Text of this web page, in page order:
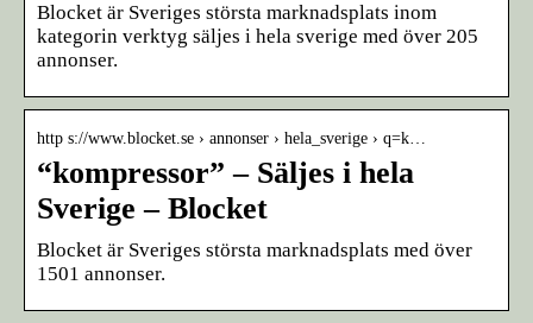
Blocket är Sveriges största marknadsplats inom
kategorin verktyg säljes i hela sverige med över 205
annonser.
http s://www.blocket.se › annonser › hela_sverige › q=k…
“kompressor” – Säljes i hela
Sverige – Blocket
Blocket är Sveriges största marknadsplats med över
1501 annonser.